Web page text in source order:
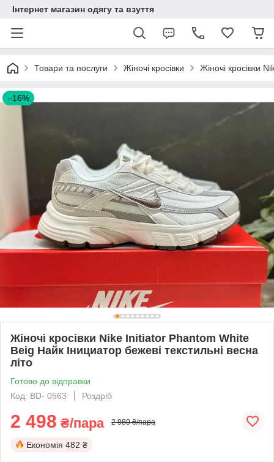
Інтернет магазин одягу та взуття
Товари та послуги Жіночі кросівки Жіночі кросівки
–16%
Жіночі кросівки Nike Initiator Phantom White
Beig Найк Інициатор бежеві текстильні весна
літо
Готово до відправки
Код: BD- 0563
Роздріб
2 498 ₴/пара 2 980 ₴/пара
Економія 482 ₴